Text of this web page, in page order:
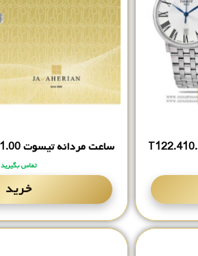
ساعت مردانه تیسوت T101.‎410.‎11.‎041.‎00
تماس بگیرید
خرید